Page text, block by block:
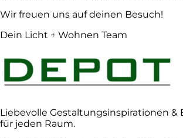
Wir freuen uns auf deinen Besuch!
Dein Licht + Wohnen Team
Liebevolle Gestaltungsinspirationen
für jeden Raum.